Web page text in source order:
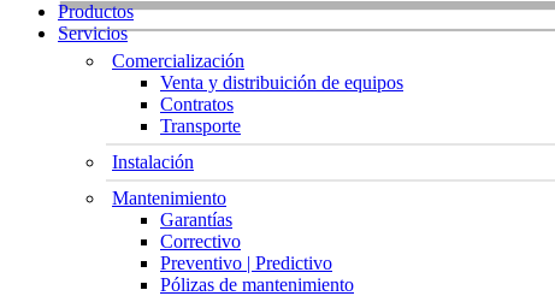
Productos
Servicios
Comercialización
Venta y distribuición de equipos
Contratos
Transporte
Instalación
Mantenimiento
Garantías
Correctivo
Preventivo | Predictivo
Pólizas de mantenimiento